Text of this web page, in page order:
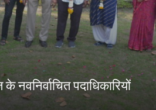
नवनिर्वाचित पदाधिकारियों